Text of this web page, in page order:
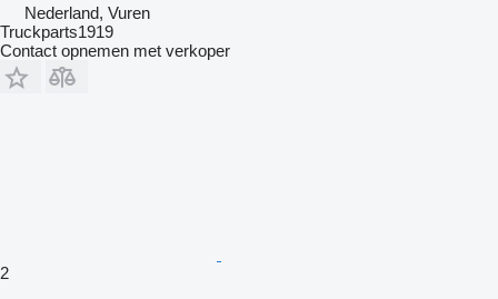
Nederland, Vuren
Truckparts1919
Contact opnemen met verkoper
2